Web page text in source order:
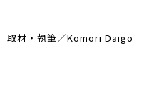
取材・執筆／Komori Daigo